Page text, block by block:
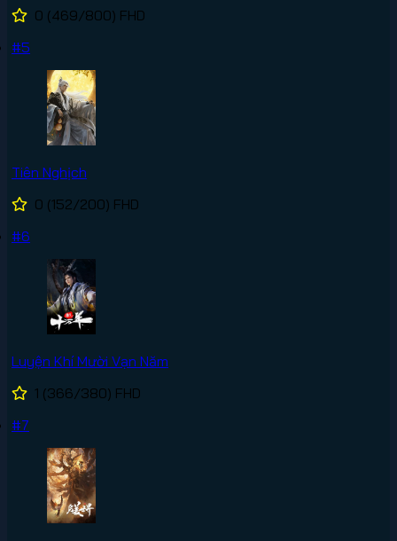
0 (469/800) FHD
#5
Tiên Nghịch
0 (152/200) FHD
#6
Luyện Khí Mười Vạn Năm
1 (366/380) FHD
#7